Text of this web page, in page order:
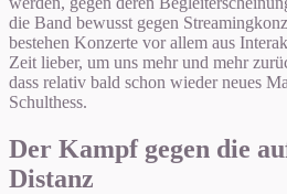
die Band bewusst gegen
bestehen Konzerte vor allem aus
Zeit lieber, um uns mehr und mehr
dass relativ bald schon wieder neues
Schulthess.
Der Kampf gegen die
Distanz